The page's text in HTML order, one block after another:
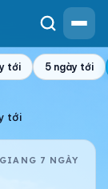
tới 5 ngày tới
tới
7 NGÀY